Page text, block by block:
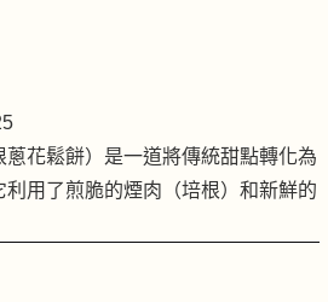
花鬆餅）是一道將傳統甜點轉化為
用了煎脆的煙肉（培根）和新鮮的